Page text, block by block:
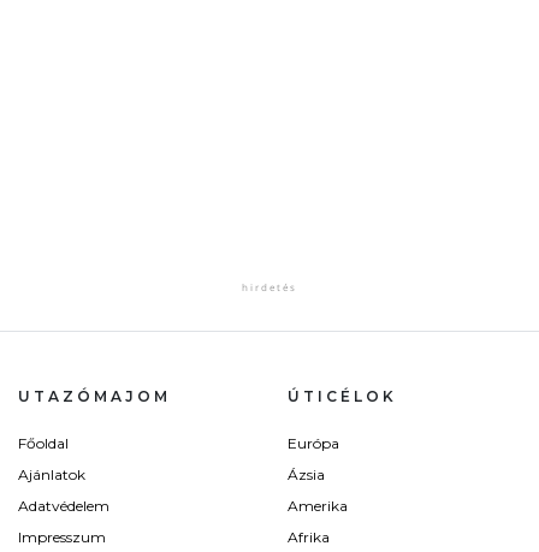
UTAZÓMAJOM
Főoldal
Ajánlatok
Adatvédelem
Impresszum
ÚTICÉLOK
Európa
Ázsia
Amerika
Afrika